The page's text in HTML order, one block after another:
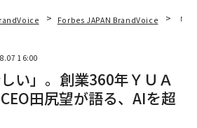
Forbes JAPAN BrandVoice 「
16:00
しい」。創業360年ＹＵＡ
田尻望が語る、AIを超